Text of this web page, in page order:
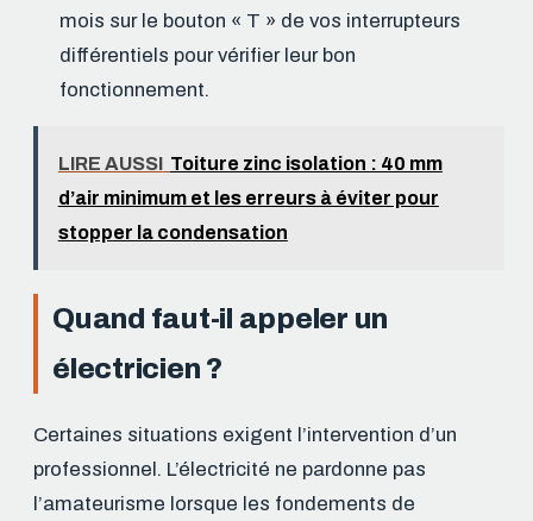
mois sur le bouton « T » de vos interrupteurs
différentiels pour vérifier leur bon
fonctionnement.
LIRE AUSSI Toiture zinc isolation : 40 mm
d’air minimum et les erreurs à éviter pour
stopper la condensation
Quand faut-il appeler un
électricien ?
Certaines situations exigent l’intervention d’un
professionnel. L’électricité ne pardonne pas
l’amateurisme lorsque les fondements de